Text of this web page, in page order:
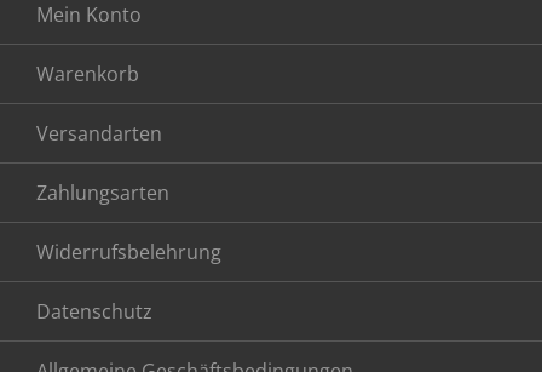
Mein Konto
Warenkorb
Versandarten
Zahlungsarten
Widerrufsbelehrung
Datenschutz